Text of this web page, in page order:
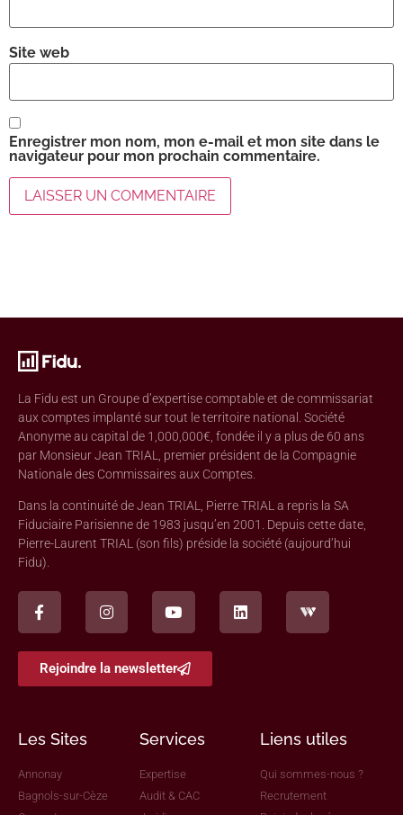
Site web
Enregistrer mon nom, mon e-mail et mon site dans le
navigateur pour mon prochain commentaire.
La Fidu est un Groupe d’expertise comptable et de commissariat
aux comptes implanté sur tout le territoire national. Société
Anonyme au capital de 1,000,000€, fondée il y a plus de 60 ans
par Monsieur Jean TRIAL, premier président de la Compagnie
Nationale des Commissaires aux Comptes.
Dans la continuité de Jean TRIAL, Pierre TRIAL a repris la SA
Fiduciaire Parisienne de 1983 jusqu’en 2001. Depuis cette date,
Pierre-Laurent TRIAL (son fils) préside la société (aujourd’hui
Fidu).
Rejoindre la newsletter
Les Sites
Annonay
Bagnols-sur-Cèze
Services
Expertise
Audit & CAC
Liens utiles
Qui sommes-nous ?
Recrutement